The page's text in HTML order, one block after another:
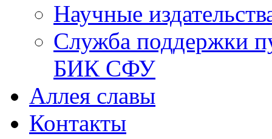
Научные
Служба поддержки
БИК СФУ
Аллея славы
Контакты